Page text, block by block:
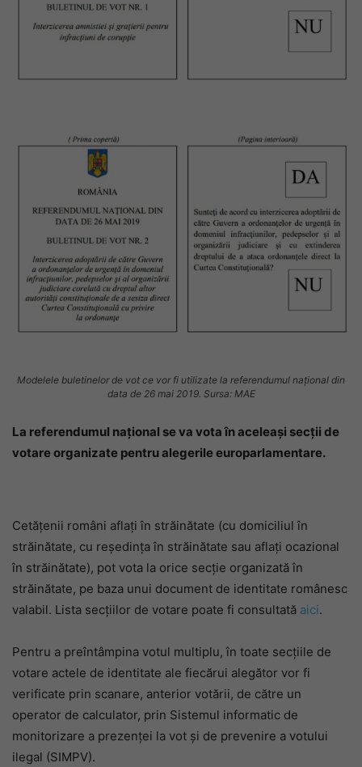
Modelele buletinelor de vot ce vor fi utilizate la referendumul naţional din
data de 26 mai 2019. Sursa: MAE
La referendumul național se va vota în aceleași secții de
votare organizate pentru alegerile europarlamentare.
Cetățenii români aflați în străinătate (cu domiciliul în
străinătate, cu reședința în străinătate sau aflați ocazional
în străinătate), pot vota la orice secție organizată în
străinătate, pe baza unui document de identitate românesc
valabil. Lista secţiilor de votare poate fi consultată aici.
Pentru a preîntâmpina votul multiplu, în toate secțiile de
votare actele de identitate ale fiecărui alegător vor fi
verificate prin scanare, anterior votării, de către un
operator de calculator, prin Sistemul informatic de
monitorizare a prezenței la vot și de prevenire a votului
ilegal (SIMPV).